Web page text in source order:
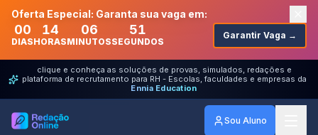
Oferta Especial: Garanta sua vaga em:
00
DIAS
14
HORAS
06
MINUTOS
51
SEGUNDOS
Garantir Vaga →
clique e conheça as soluções de provas, simulados, redações e
plataforma de recrutamento para RH - Escolas, faculdades e empresas da
Ennia Education
Sou Aluno